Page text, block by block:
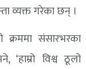
व्यक्त गरेका छन् ।
क्रममा संसारभरका
विश्व ठूलो